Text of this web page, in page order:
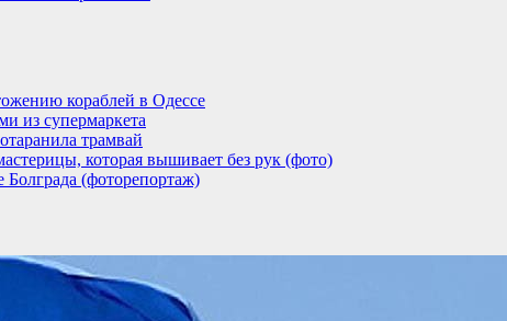
кораблей в Одессе
из супермаркета
трамвай
которая вышивает без рук (фото)
Болграда (фоторепортаж)